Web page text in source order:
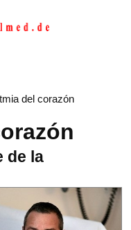
del corazón
de la